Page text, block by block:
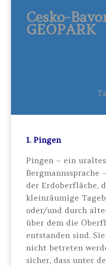
Cesko-
GEOPARK
1. Pingen
Pingen – ein
der Erdoberfläche,
kleinräumige
oder/und durch
über dem die
entstanden sind.
nicht betreten
sicher, dass unter